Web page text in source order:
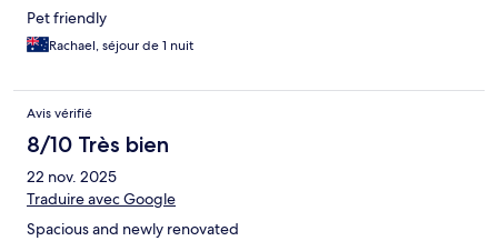
Pet friendly
Rachael, séjour de 1 nuit
Avis vérifié
8/10 Très bien
22 nov. 2025
Traduire avec Google
Spacious and newly renovated